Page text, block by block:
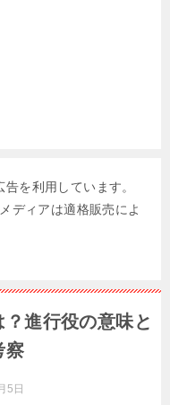
を利用しています。
ディアは適格販売によ
進行役の意味と
察
5日